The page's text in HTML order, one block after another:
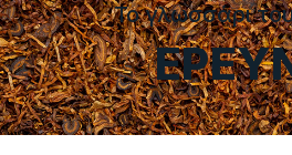
Το γλωσσάρι